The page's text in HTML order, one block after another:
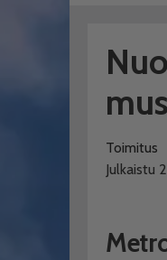
Toimitus
Julkaistu